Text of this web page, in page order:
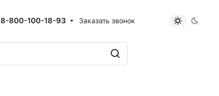
8-800-100-18-93 Заказать звонок